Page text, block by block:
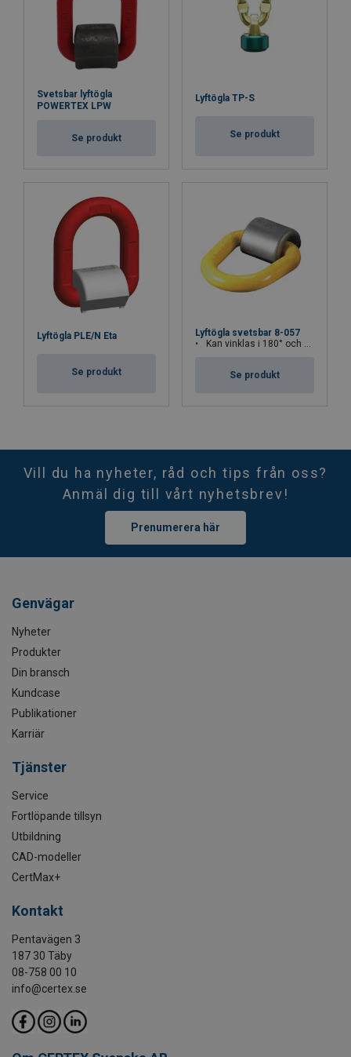
Svetsbar lyftögla
POWERTEX LPW
Se produkt
Lyftögla TP-S
Se produkt
Lyftögla PLE/N Eta
Se produkt
Lyftögla svetsbar 8-057
Kan vinklas i 180° och positioneras i valfri vinkel.
Se produkt
Vill du ha nyheter, råd och tips från oss?
Anmäl dig till vårt nyhetsbrev!
Prenumerera här
Genvägar
Nyheter
Produkter
Din bransch
Kundcase
Publikationer
Karriär
Tjänster
Service
Fortlöpande tillsyn
Utbildning
CAD-modeller
CertMax+
Kontakt
Pentavägen 3
187 30 Täby
08-758 00 10
info@certex.se